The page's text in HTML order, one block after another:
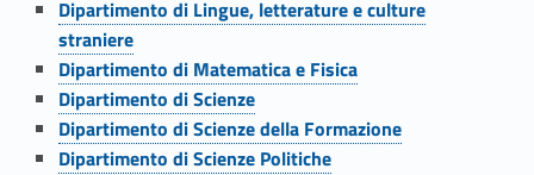
i
d
e
Dipartimento di Lingue, letterature e culture
straniere
Link identifier #identifier__5843-15
Dipartimento di Matematica e Fisica
Link identifier #identifier__80443-16
Dipartimento di Scienze
Link identifier #identifier__99732-17
Dipartimento di Scienze della Formazione
Link identifier #identifier__113903-18
Dipartimento di Scienze Politiche